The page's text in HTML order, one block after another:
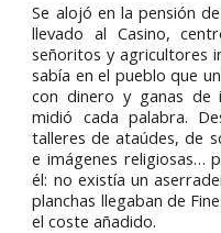
Se alojó en la pensión
llevado al Casino,
señoritos y agricultores
sabía en el pueblo que
con dinero y ganas de
midió cada palabra.
talleres de ataúdes, de
e imágenes religiosas…
él: no existía un
planchas llegaban de
el coste añadido.